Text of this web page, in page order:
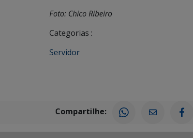
Foto: Chico Ribeiro
Categorias :
Servidor
Compartilhe: